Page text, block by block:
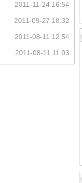
2011-11-24 16:54
2011-09-27 18:32
2011-08-11 12:54
2011-08-11 11:03